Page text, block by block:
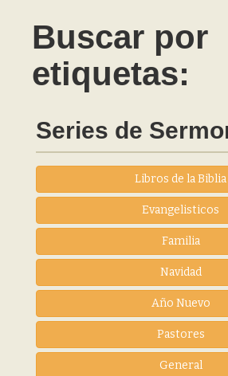
Buscar por
etiquetas:
Series de
Libros de la Biblia
Evangelisticos
Familia
Navidad
Año Nuevo
Pastores
General